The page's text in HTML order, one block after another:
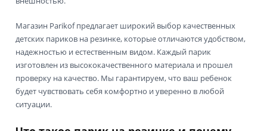
Магазин Parikof предлагает широкий выбор качественных
детских париков на резинке, которые отличаются удобством,
надежностью и естественным видом. Каждый парик
изготовлен из высококачественного материала и прошел
проверку на качество. Мы гарантируем, что ваш ребенок
будет чувствовать себя комфортно и уверенно в любой
ситуации.